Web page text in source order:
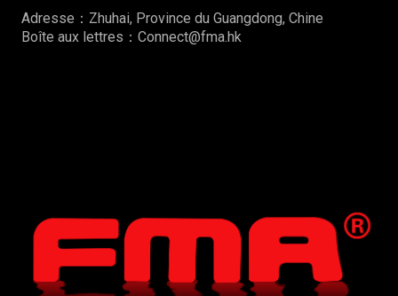
Adresse：Zhuhai, Province du Guangdong, Chine
Boîte aux lettres：Connect@fma.hk